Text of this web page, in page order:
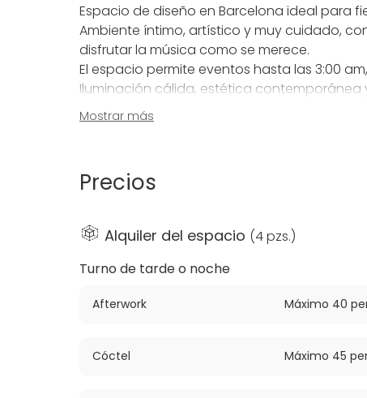
Espacio de diseño en Barcelona ideal para
Ambiente íntimo, artístico y muy cuidado,
disfrutar la música como se merece.
El espacio permite eventos hasta las 3:00
Iluminación cálida, estética
modo fiesta.
Ofrecemos servicio de coctelería con
fiestas privadas y eventos con personalidad.
Las reservaciones son en el espacio interior,
todo momento.
Mostrar más
Precios
Alquiler del espacio (4 pzs.)
Turno de tarde o noche
Afterwork Máximo 40
Cóctel Máximo 45